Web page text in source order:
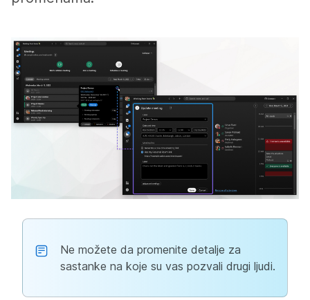
Ne možete da promenite detalje za
sastanke na koje su vas pozvali drugi ljudi.